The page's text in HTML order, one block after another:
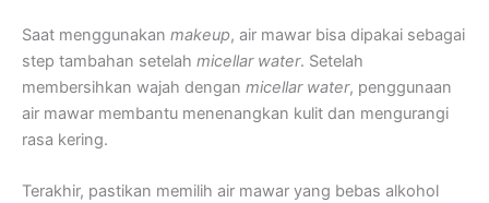
Saat menggunakan makeup, air mawar bisa dipakai sebagai
step tambahan setelah micellar water. Setelah
membersihkan wajah dengan micellar water, penggunaan
air mawar membantu menenangkan kulit dan mengurangi
rasa kering.
Terakhir, pastikan memilih air mawar yang bebas alkohol